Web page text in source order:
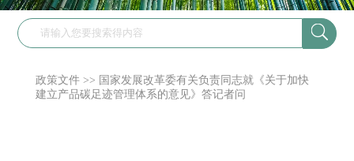
政策文件>> 国家发展改革委有关负责同志就《关于加快
建立产品碳足迹管理体系的意见》答记者问